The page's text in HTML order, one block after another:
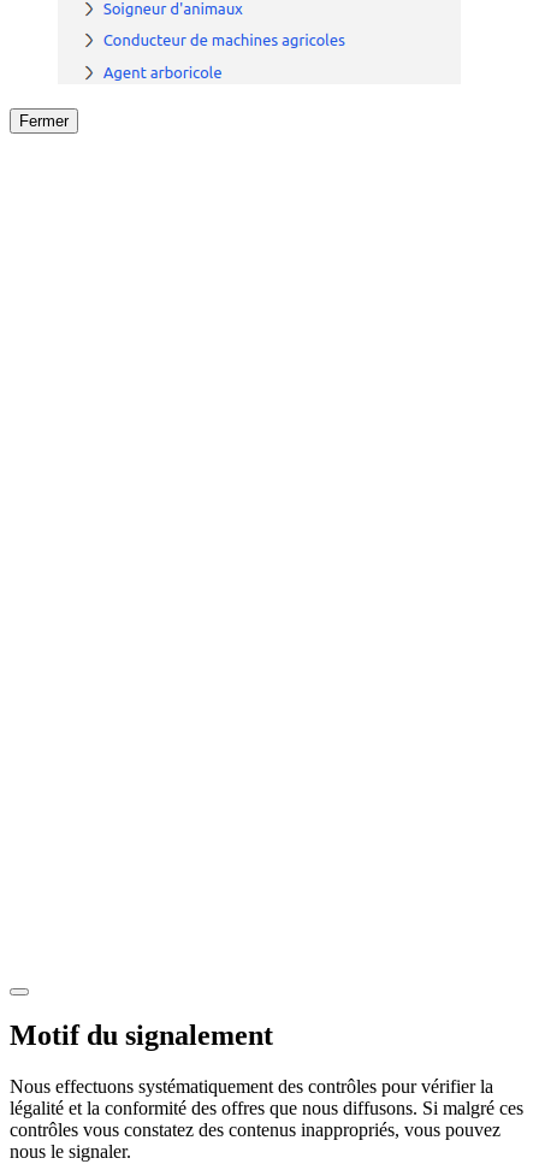
Fermer
Motif du signalement
Nous effectuons systématiquement des contrôles pour vérifier la
légalité et la conformité des offres que nous diffusons. Si malgré ces
contrôles vous constatez des contenus inappropriés, vous pouvez
nous le signaler.